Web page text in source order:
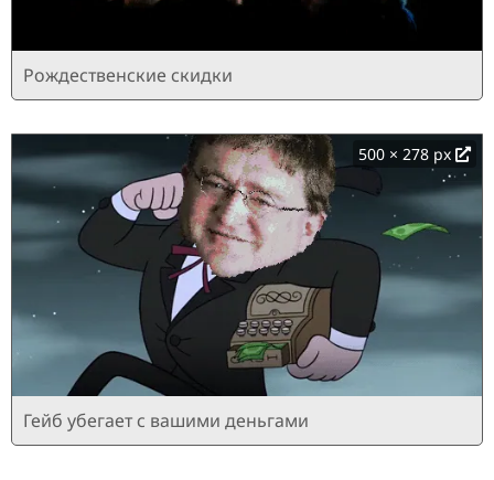
Рождественские скидки
500 × 278 px
Гейб убегает с вашими деньгами